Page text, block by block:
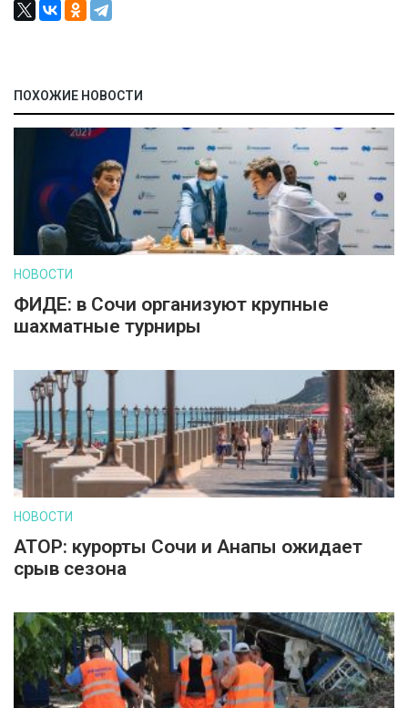
ПОХОЖИЕ НОВОСТИ
НОВОСТИ
ФИДЕ: в Сочи организуют крупные
шахматные турниры
НОВОСТИ
АТОР: курорты Сочи и Анапы ожидает
срыв сезона